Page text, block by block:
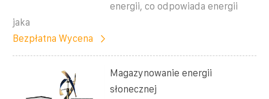
energii, co odpowiada energii
jaka
Bezpłatna Wycena
Magazynowanie energii
słonecznej